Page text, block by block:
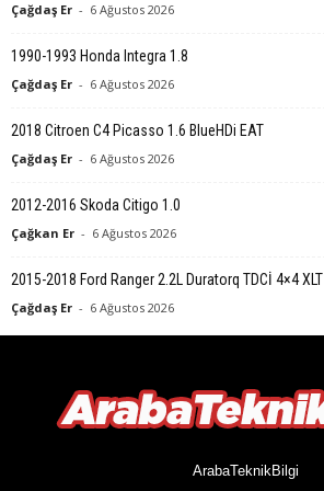
Çağdaş Er - 6 Ağustos 2026
1990-1993 Honda Integra 1.8
Çağdaş Er - 6 Ağustos 2026
2018 Citroen C4 Picasso 1.6 BlueHDi EAT
Çağdaş Er - 6 Ağustos 2026
2012-2016 Skoda Citigo 1.0
Çağkan Er - 6 Ağustos 2026
2015-2018 Ford Ranger 2.2L Duratorq TDCİ 4×4 XLT
Çağdaş Er - 6 Ağustos 2026
ArabaTeknikBilgi